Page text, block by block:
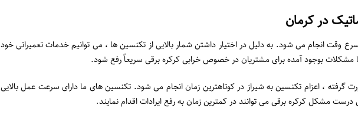
در کرمان
وقت انجام می شود. به دلیل در اختیار داشتن شمار بالایی از تکنسین ها ، می توانیم خدمات تعمیراتی خود
تا مشکلات بوجود آمده برای مشتریان در خصوص خرابی کرکره برقی سریعاً رفع شود.
گرفته ، اعزام تکنسین به شیراز در کوتاهترین زمان انجام می شود. تکنسین های ما دارای سرعت عمل بالایی
مشکل کرکره برقی می توانند در کمترین زمان به رفع ایرادات اقدام نمایند.